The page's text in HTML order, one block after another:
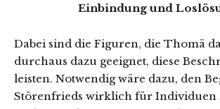
Einbindung und
Dabei sind die Figuren, die Thomä
durchaus dazu geeignet, diese
leisten. Notwendig wäre dazu, den
Störenfrieds wirklich für Individuen